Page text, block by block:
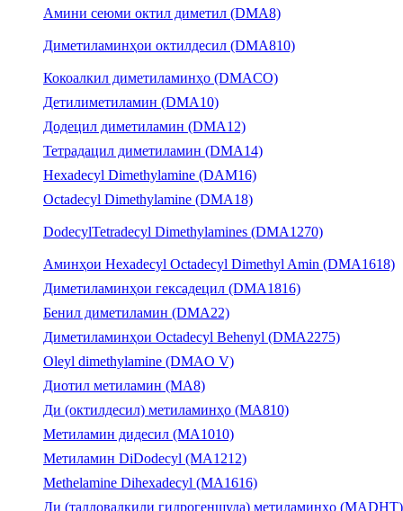
Амини сеюми октил диметил (DMA8)
Диметиламинҳои октилдесил (DMA810)
Кокоалкил диметиламинҳо (DMACO)
Детилиметиламин (DMA10)
Додецил диметиламин (DMA12)
Тетрадацил диметиламин (DMA14)
Hexadecyl Dimethylamine (DAM16)
Octadecyl Dimethylamine (DMA18)
DodecylTetradecyl Dimethylamines (DMA1270)
Аминҳои Hexadecyl Octadecyl Dimethyl Amin (DMA1618)
Диметиламинҳои гексадецил (DMA1816)
Бенил диметиламин (DMA22)
Диметиламинҳои Octadecyl Behenyl (DMA2275)
Oleyl dimethylamine (DMAO V)
Диотил метиламин (MA8)
Ди (октилдесил) метиламинҳо (MA810)
Метиламин дидесил (MA1010)
Метиламин DiDodecyl (MA1212)
Methelamine Dihexadecyl (MA1616)
Ди (талловалкили гидрогеншуда) метиламинҳо (MADHT)